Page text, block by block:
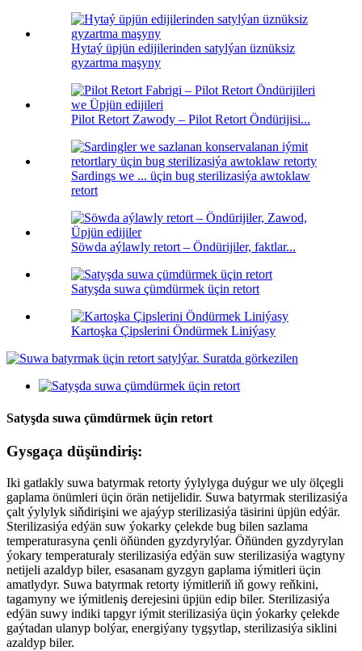
Hytaý üpjün edijilerinden satylýan üznüksiz
gyzartma maşyny
Pilot Retort Zawody – Pilot Retort Öndürijisi...
Sardings we ... üçin bug sterilizasiýa awtoklaw
retort
Söwda aýlawly retort – Öndürijiler, faktlar...
Satyşda suwa çümdürmek üçin retort
Kartoşka Çipslerini Öndürmek Liniýasy
Satyşda suwa çümdürmek üçin retort
Gysgaça düşündiriş:
Iki gatlakly suwa batyrmak retorty ýylylyga duýgur we uly ölçegli
gaplama önümleri üçin örän netijelidir. Suwa batyrmak sterilizasiýa
çalt ýylylyk siňdirişini we ajaýyp sterilizasiýa täsirini üpjün edýär.
Sterilizasiýa edýän suw ýokarky çelekde bug bilen sazlama
temperaturasyna çenli öňünden gyzdyrylýar. Öňünden gyzdyrylan
ýokary temperaturaly sterilizasiýa edýän suw sterilizasiýa wagtyny
netijeli azaldyp biler, esasanam gyzgyn gaplama iýmitleri üçin
amatlydyr. Suwa batyrmak retorty iýmitleriň iň gowy reňkini,
tagamyny we iýmitleniş derejesini üpjün edip biler. Sterilizasiýa
edýän suwy indiki tapgyr iýmit sterilizasiýa üçin ýokarky çelekde
gaýtadan ulanyp bolýar, energiýany tygşytlap, sterilizasiýa siklini
azaldyp biler.